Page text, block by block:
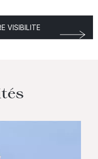
VISIBILITE